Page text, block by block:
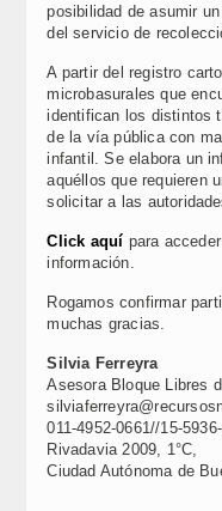
posibilidad de asumir
del servicio de
A partir del registro
microbasurales que
identifican los distintos
de la vía pública con
infantil. Se elabora un
aquéllos que requieren
solicitar a las
Click aquí para
información.
Rogamos confirmar
muchas gracias.
Silvia Ferreyra
Asesora Bloque Libres
011-4952-0661//15-
Rivadavia 2009, 1°C,
Ciudad Autónoma de